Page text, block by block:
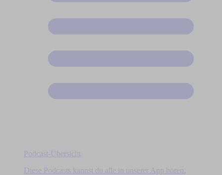
Podcast-Übersicht
Diese Podcasts kannst du alle in unserer App hören.